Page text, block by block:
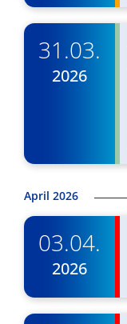
31.03.
2026
April 2026
03.04.
2026